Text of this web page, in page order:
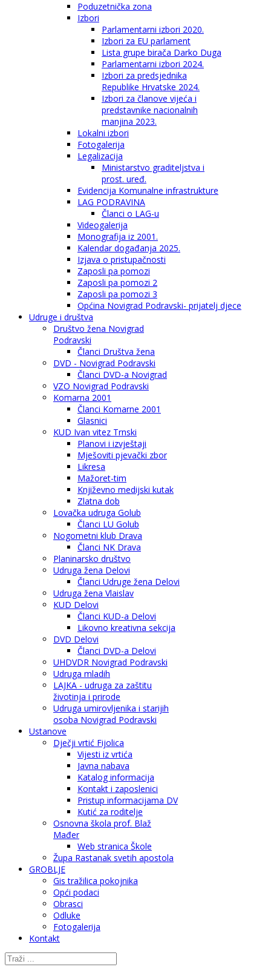
Poduzetnička zona
Izbori
Parlamentarni izbori 2020.
Izbori za EU parlament
Lista grupe birača Darko Duga
Parlamentarni izbori 2024.
Izbori za predsjednika
Republike Hrvatske 2024.
Izbori za članove vijeća i
predstavnike nacionalnih
manjina 2023.
Lokalni izbori
Fotogalerija
Legalizacija
Ministarstvo graditeljstva i
prost. uređ.
Evidencija Komunalne infrastrukture
LAG PODRAVINA
Članci o LAG-u
Videogalerija
Monografija iz 2001.
Kalendar događanja 2025.
Izjava o pristupačnosti
Zaposli pa pomozi
Zaposli pa pomozi 2
Zaposli pa pomozi 3
Općina Novigrad Podravski- prijatelj djece
Udruge i društva
Društvo žena Novigrad
Podravski
Članci Društva žena
DVD - Novigrad Podravski
Članci DVD-a Novigrad
VZO Novigrad Podravski
Komarna 2001
Članci Komarne 2001
Glasnici
KUD Ivan vitez Trnski
Planovi i izvještaji
Mješoviti pjevački zbor
Likresa
Mažoret-tim
Književno medijski kutak
Zlatna dob
Lovačka udruga Golub
Članci LU Golub
Nogometni klub Drava
Članci NK Drava
Planinarsko društvo
Udruga žena Delovi
Članci Udruge žena Delovi
Udruga žena Vlaislav
KUD Delovi
Članci KUD-a Delovi
Likovno kreativna sekcija
DVD Delovi
Članci DVD-a Delovi
UHDVDR Novigrad Podravski
Udruga mladih
LAJKA - udruga za zaštitu
životinja i prirode
Udruga umirovljenika i starijih
osoba Novigrad Podravski
Ustanove
Dječji vrtić Fijolica
Vijesti iz vrtića
Javna nabava
Katalog informacija
Kontakt i zaposlenici
Pristup informacijama DV
Kutić za roditelje
Osnovna škola prof. Blaž
Mađer
Web stranica Škole
Župa Rastanak svetih apostola
GROBLJE
Gis tražilica pokojnika
Opći podaci
Obrasci
Odluke
Fotogalerija
Kontakt